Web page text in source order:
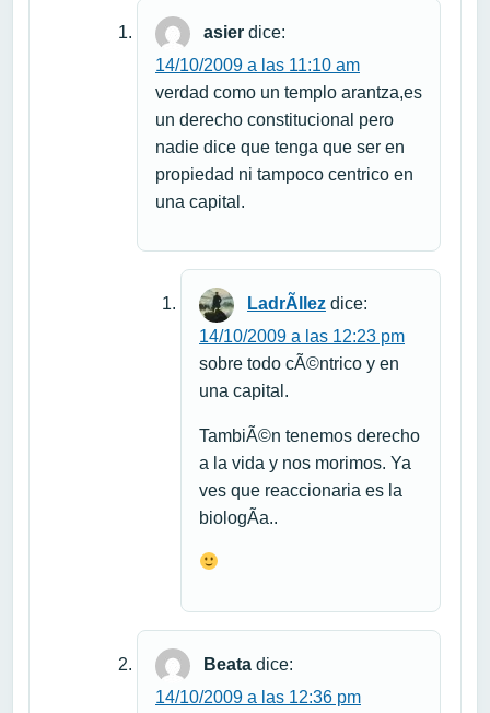
asier dice:
14/10/2009 a las 11:10 am
verdad como un templo arantza,es
un derecho constitucional pero
nadie dice que tenga que ser en
propiedad ni tampoco centrico en
una capital.
LadrÃ­llez dice:
14/10/2009 a las 12:23 pm
sobre todo cÃ©ntrico y en
una capital.
TambiÃ©n tenemos derecho
a la vida y nos morimos. Ya
ves que reaccionaria es la
biologÃ­a..
Beata dice:
14/10/2009 a las 12:36 pm